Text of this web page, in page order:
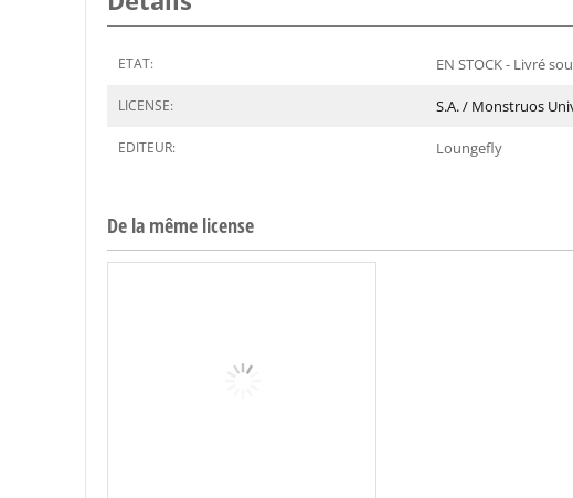
ETAT: EN STOCK - Livré
LICENSE: S.A. / Monstruos
EDITEUR: Loungefly
De la même license